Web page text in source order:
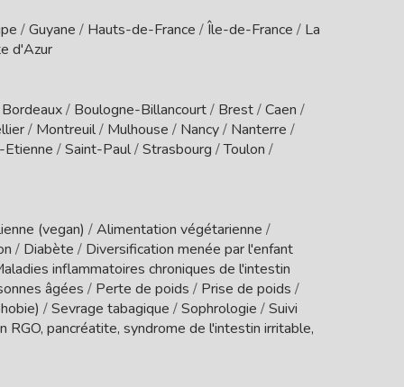
/Guyane / Hauts-de-France /Île-de-France / La
d'Azur
Bordeaux/ Boulogne-Billancourt/ Brest/Caen /
/ Montreuil/ Mulhouse / Nancy/ Nanterre /
Etienne /Saint-Paul/Strasbourg /Toulon /
(vegan) /Alimentation végétarienne /
/ Diabète / Diversification menée par l'enfant
inflammatoires chroniques de l'intestin
âgées / Perte de poids / Prise de poids /
/Sevrage tabagique /Sophrologie /Suivi
pancréatite, syndrome de l'intestin irritable,